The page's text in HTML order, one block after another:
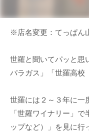
※店名変更：てっぱん
世羅と聞いてパッと思
パラガス」「世羅高校
世羅には２～３年に一
「世羅ワイナリー」
ップなど）」を見に行